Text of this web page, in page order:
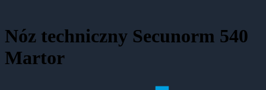
Nóz techniczny Secunorm 540
Martor